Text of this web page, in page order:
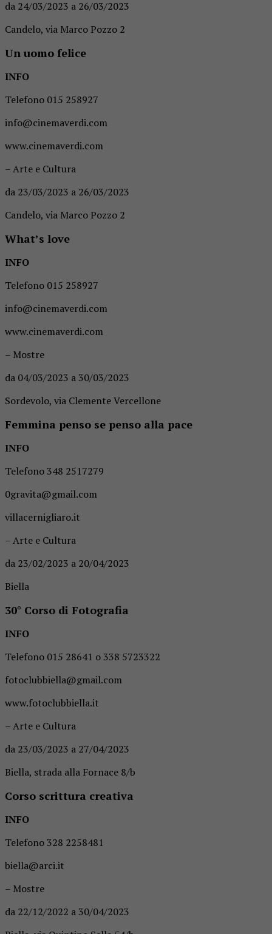
da 24/03/2023 a 26/03/2023
Candelo, via Marco Pozzo 2
Un uomo felice
INFO
Telefono 015 258927
info@cinemaverdi.com
www.cinemaverdi.com
– Arte e Cultura
da 23/03/2023 a 26/03/2023
Candelo, via Marco Pozzo 2
What’s love
INFO
Telefono 015 258927
info@cinemaverdi.com
www.cinemaverdi.com
– Mostre
da 04/03/2023 a 30/03/2023
Sordevolo, via Clemente Vercellone
Femmina penso se penso alla pace
INFO
Telefono 348 2517279
0gravita@gmail.com
villacernigliaro.it
– Arte e Cultura
da 23/02/2023 a 20/04/2023
Biella
30° Corso di Fotografia
INFO
Telefono 015 28641 o 338 5723322
fotoclubbiella@gmail.com
www.fotoclubbiella.it
– Arte e Cultura
da 23/03/2023 a 27/04/2023
Biella, strada alla Fornace 8/b
Corso scrittura creativa
INFO
Telefono 328 2258481
biella@arci.it
– Mostre
da 22/12/2022 a 30/04/2023